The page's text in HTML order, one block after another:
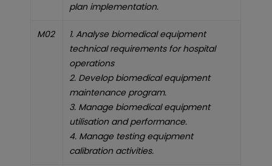
plan implementation.
M02
1. Analyse biomedical equipment
technical requirements for hospital
operations
2. Develop biomedical equipment
maintenance program.
3. Manage biomedical equipment
utilisation and performance.
4. Manage testing equipment
calibration activities.